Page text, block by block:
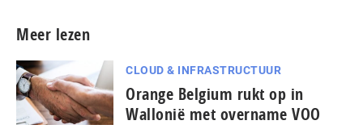
Meer lezen
CLOUD & INFRASTRUCTUUR
Orange Belgium rukt op in
Wallonië met overname VOO